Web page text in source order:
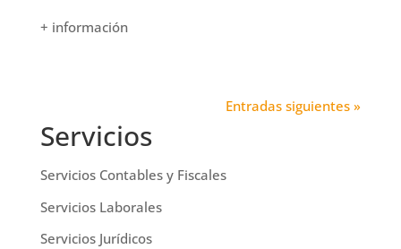
+ información
Entradas siguientes »
Servicios
Servicios Contables y Fiscales
Servicios Laborales
Servicios Jurídicos